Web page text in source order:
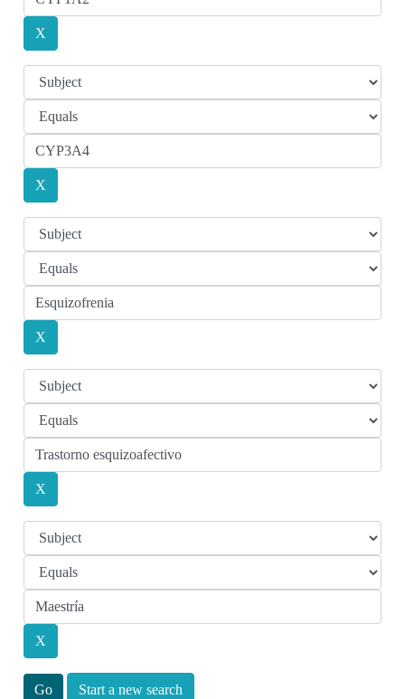
Start a new search